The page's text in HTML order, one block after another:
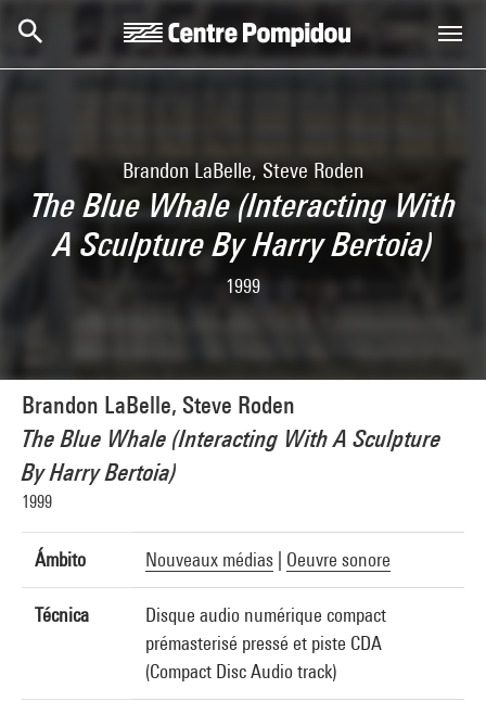
Brandon LaBelle, Steve Roden
The Blue Whale (Interacting With
A Sculpture By Harry Bertoia)
1999
Brandon LaBelle, Steve Roden
The Blue Whale (Interacting With A Sculpture
By Harry Bertoia)
1999
Ámbito Nouveaux médias Oeuvre sonore
Técnica
Disque audio numérique compact
prémasterisé pressé et piste CDA
(Compact Disc Audio track)